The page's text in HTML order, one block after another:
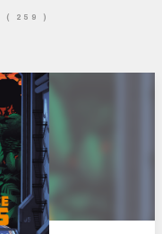
( 259 )